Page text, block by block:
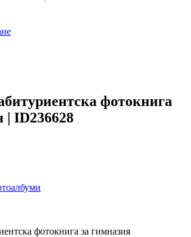
фотокнига
| ID236628
фотокнига за гимназия